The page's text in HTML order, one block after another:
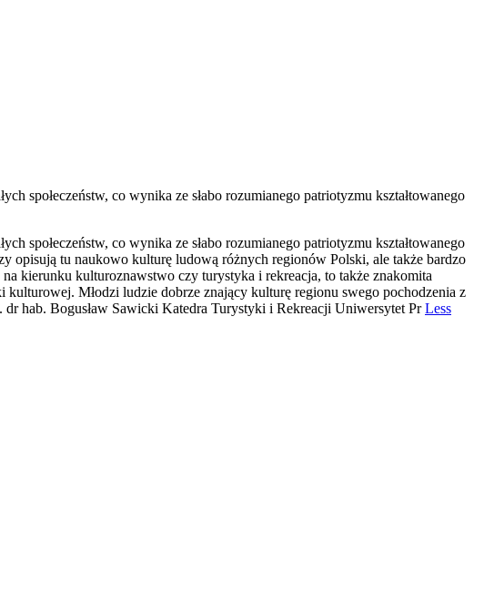
społeczeństw, co wynika ze słabo rozumianego patriotyzmu kształtowanego
społeczeństw, co wynika ze słabo rozumianego patriotyzmu kształtowanego
opisują tu naukowo kulturę ludową różnych regionów Polski, ale także bardzo
kierunku kulturoznawstwo czy turystyka i rekreacja, to także znakomita
Młodzi ludzie dobrze znający kulturę regionu swego pochodzenia z
hab. Bogusław Sawicki Katedra Turystyki i Rekreacji Uniwersytet PrLess